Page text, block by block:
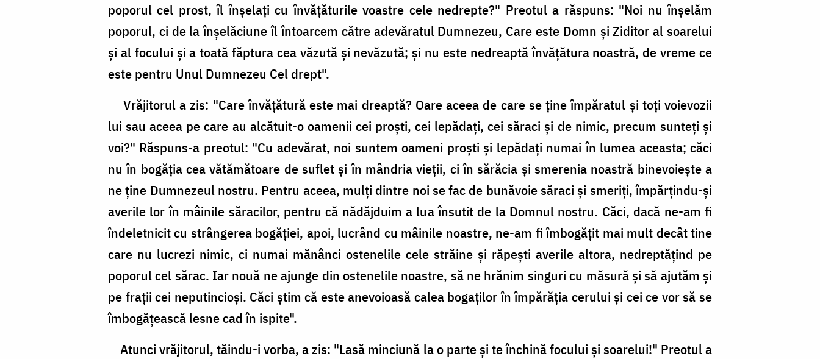
poporul cel prost, îl înşelaţi cu învăţăturile voastre cele nedrepte?" Preotul a răspuns: "Noi nu înşelăm
poporul, ci de la înşelăciune îl întoarcem către adevăratul Dumnezeu, Care este Domn şi Ziditor al soarelui
şi al focului şi a toată făptura cea văzută şi nevăzută; şi nu este nedreaptă învăţătura noastră, de vreme ce
este pentru Unul Dumnezeu Cel drept".
Vrăjitorul a zis: "Care învăţătură este mai dreaptă? Oare aceea de care se ţine împăratul şi toţi voievozii
lui sau aceea pe care au alcătuit-o oamenii cei proşti, cei lepădaţi, cei săraci şi de nimic, precum sunteţi şi
voi?" Răspuns-a preotul: "Cu adevărat, noi suntem oameni proşti şi lepădaţi numai în lumea aceasta; căci
nu în bogăţia cea vătămătoare de suflet şi în mândria vieţii, ci în sărăcia şi smerenia noastră binevoieşte a
ne ţine Dumnezeul nostru. Pentru aceea, mulţi dintre noi se fac de bunăvoie săraci şi smeriţi, împărţindu-şi
averile lor în mâinile săracilor, pentru că nădăjduim a lua însutit de la Domnul nostru. Căci, dacă ne-am fi
îndeletnicit cu strângerea bogăţiei, apoi, lucrând cu mâinile noastre, ne-am fi îmbogăţit mai mult decât tine
care nu lucrezi nimic, ci numai mănânci ostenelile cele străine şi răpeşti averile altora, nedreptăţind pe
poporul cel sărac. Iar nouă ne ajunge din ostenelile noastre, să ne hrănim singuri cu măsură şi să ajutăm şi
pe fraţii cei neputincioşi. Căci ştim că este anevoioasă calea bogaţilor în împărăţia cerului şi cei ce vor să se
îmbogăţească lesne cad în ispite".
Atunci vrăjitorul, tăindu-i vorba, a zis: "Lasă minciună la o parte şi te închină focului şi soarelui!" Preotul a